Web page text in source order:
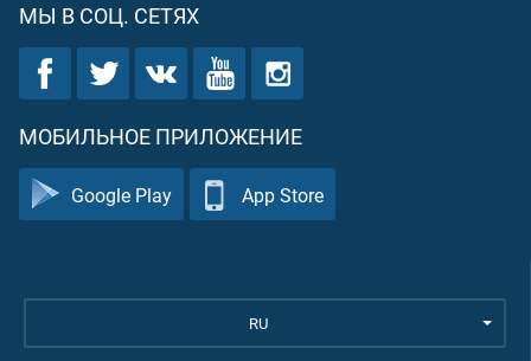
МЫ В СОЦ. СЕТЯХ
МОБИЛЬНОЕ ПРИЛОЖЕНИЕ
Google Play App Store
RU